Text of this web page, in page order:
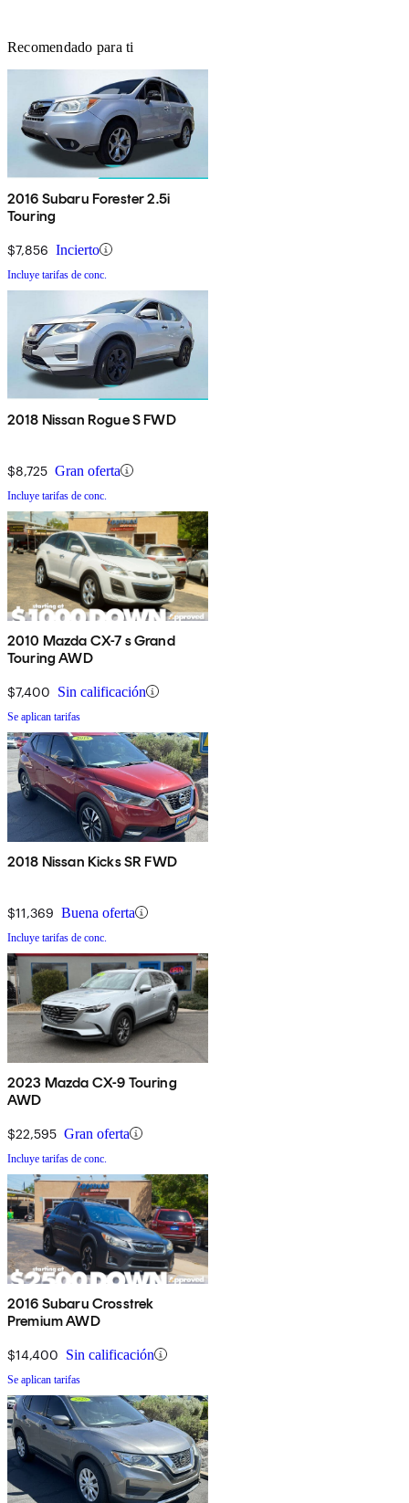
Recomendado para ti
2016 Subaru Forester 2.5i
Touring
$7,856 Incierto
Incluye tarifas de conc.
2018 Nissan Rogue S FWD
$8,725 Gran oferta
Incluye tarifas de conc.
2010 Mazda CX-7 s Grand
Touring AWD
$7,400 Sin calificación
Se aplican tarifas
2018 Nissan Kicks SR FWD
$11,369 Buena oferta
Incluye tarifas de conc.
2023 Mazda CX-9 Touring
AWD
$22,595 Gran oferta
Incluye tarifas de conc.
2016 Subaru Crosstrek
Premium AWD
$14,400 Sin calificación
Se aplican tarifas